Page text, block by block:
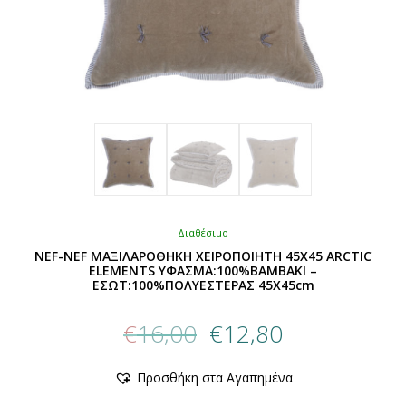
Διαθέσιμο
NEF-NEF ΜΑΞΙΛΑΡΟΘΗΚΗ ΧΕΙΡΟΠΟΙΗΤΗ 45X45 ARCTIC
ELEMENTS ΥΦΑΣΜΑ:100%ΒΑΜΒΑΚΙ –
ΕΣΩΤ:100%ΠΟΛΥΕΣΤΕΡΑΣ 45X45cm
€16,00
price
€16,00.
€12,80
είναι:
το
Προσθήκη στα Αγαπημένα